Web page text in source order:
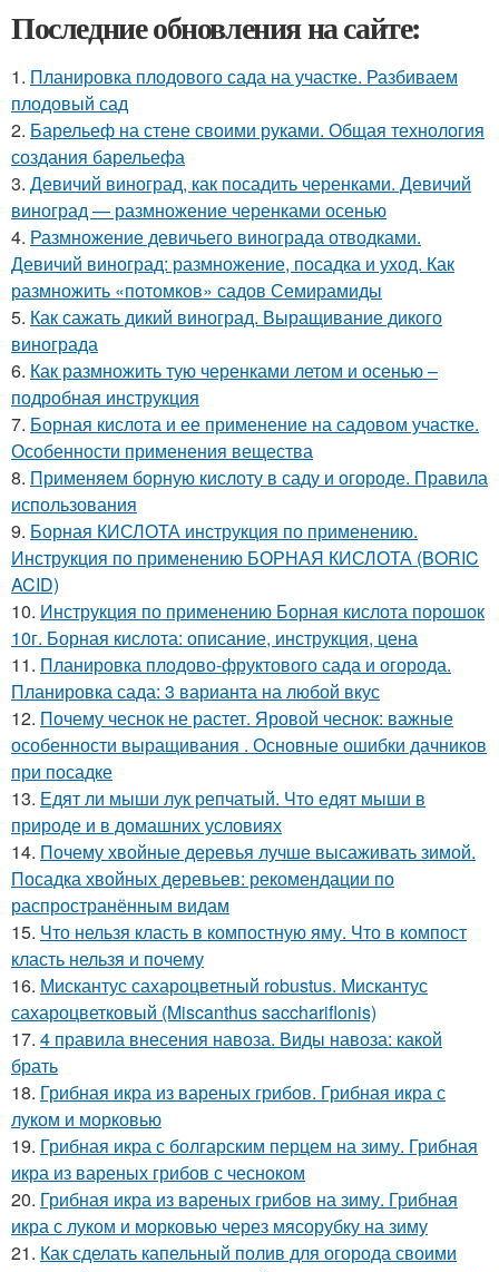
Последние обновления на сайте:
1. Планировка плодового сада на участке. Разбиваем
плодовый сад
2. Барельеф на стене своими руками. Общая технология
создания барельефа
3. Девичий виноград, как посадить черенками. Девичий
виноград — размножение черенками осенью
4. Размножение девичьего винограда отводками.
Девичий виноград: размножение, посадка и уход. Как
размножить «потомков» садов Семирамиды
5. Как сажать дикий виноград. Выращивание дикого
винограда
6. Как размножить тую черенками летом и осенью –
подробная инструкция
7. Борная кислота и ее применение на садовом участке.
Особенности применения вещества
8. Применяем борную кислоту в саду и огороде. Правила
использования
9. Борная КИСЛОТА инструкция по применению.
Инструкция по применению БОРНАЯ КИСЛОТА (BORIC
ACID)
10. Инструкция по применению Борная кислота порошок
10г. Борная кислота: описание, инструкция, цена
11. Планировка плодово-фруктового сада и огорода.
Планировка сада: 3 варианта на любой вкус
12. Почему чеснок не растет. Яровой чеснок: важные
особенности выращивания . Основные ошибки дачников
при посадке
13. Едят ли мыши лук репчатый. Что едят мыши в
природе и в домашних условиях
14. Почему хвойные деревья лучше высаживать зимой.
Посадка хвойных деревьев: рекомендации по
распространённым видам
15. Что нельзя класть в компостную яму. Что в компост
класть нельзя и почему
16. Мискантус сахароцветный robustus. Мискантус
сахароцветковый (Miscanthus sacchariflonis)
17. 4 правила внесения навоза. Виды навоза: какой
брать
18. Грибная икра из вареных грибов. Грибная икра с
луком и морковью
19. Грибная икра с болгарским перцем на зиму. Грибная
икра из вареных грибов с чесноком
20. Грибная икра из вареных грибов на зиму. Грибная
икра с луком и морковью через мясорубку на зиму
21. Как сделать капельный полив для огорода своими